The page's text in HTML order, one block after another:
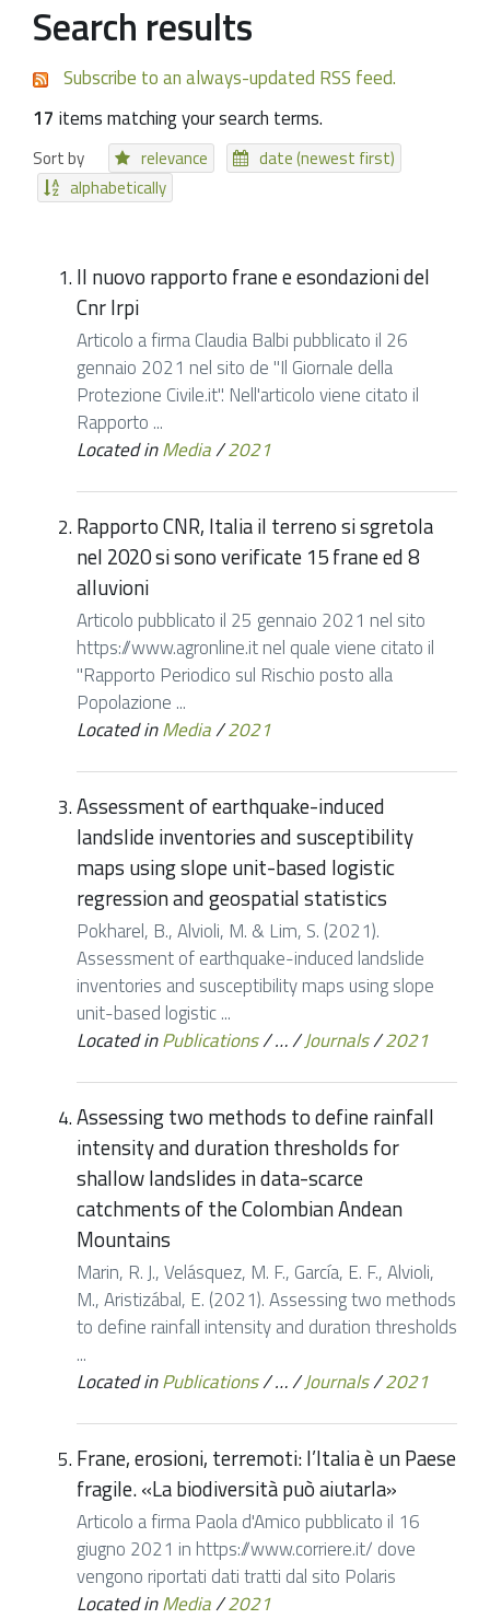
Search results
Subscribe to an always-updated RSS feed.
17 items matching your search terms.
Sort by relevance
date (newest first)
alphabetically
Il nuovo rapporto frane e esondazioni del
Cnr Irpi
Articolo a firma Claudia Balbi pubblicato il 26
gennaio 2021 nel sito de "Il Giornale della
Protezione Civile.it". Nell'articolo viene citato il
Rapporto ...
Located inMedia/2021
Rapporto CNR, Italia il terreno si sgretola
nel 2020 si sono verificate 15 frane ed 8
alluvioni
Articolo pubblicato il 25 gennaio 2021 nel sito
https://www.agronline.it nel quale viene citato il
"Rapporto Periodico sul Rischio posto alla
Popolazione ...
Located inMedia/2021
Assessment of earthquake-induced
landslide inventories and susceptibility
maps using slope unit-based logistic
regression and geospatial statistics
Pokharel, B., Alvioli, M. & Lim, S. (2021).
Assessment of earthquake-induced landslide
inventories and susceptibility maps using slope
unit-based logistic ...
Located inPublications/…/Journals/2021
Assessing two methods to define rainfall
intensity and duration thresholds for
shallow landslides in data-scarce
catchments of the Colombian Andean
Mountains
Marin, R. J., Velásquez, M. F., García, E. F., Alvioli,
M., Aristizábal, E. (2021). Assessing two methods
to define rainfall intensity and duration thresholds
...
Located inPublications/…/Journals/2021
Frane, erosioni, terremoti: l’Italia è un Paese
fragile. «La biodiversità può aiutarla»
Articolo a firma Paola d'Amico pubblicato il 16
giugno 2021 in https://www.corriere.it/ dove
vengono riportati dati tratti dal sito Polaris
Located inMedia/2021